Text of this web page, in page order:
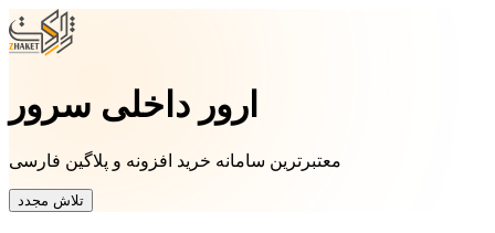
ارور داخلی سرور
معتبرترین سامانه خرید افزونه و پلاگین فارسی
تلاش مجدد